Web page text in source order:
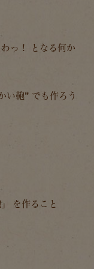
わっ！
となる何か
い鞄” でも作ろう
を作ること